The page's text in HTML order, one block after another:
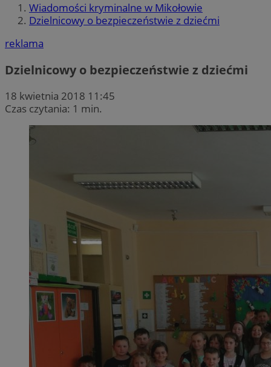
Wiadomości kryminalne w Mikołowie
Dzielnicowy o bezpieczeństwie z dziećmi
reklama
Dzielnicowy o bezpieczeństwie z dziećmi
18 kwietnia 2018 11:45
Czas czytania: 1 min.